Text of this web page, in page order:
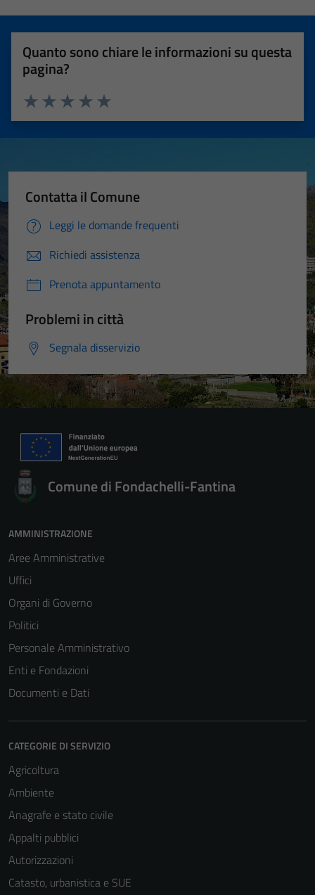
Quanto sono chiare le informazioni su questa
pagina?
Valuta 5 stelle su 5
Valuta 4 stelle su 5
Valuta 3 stelle su 5
Valuta 2 stelle su 5
Valuta 1 stelle su 5
Contatta il Comune
Leggi le domande frequenti
Richiedi assistenza
Prenota appuntamento
Problemi in città
Segnala disservizio
Comune di Fondachelli-Fantina
AMMINISTRAZIONE
Aree Amministrative
Uffici
Organi di Governo
Politici
Personale Amministrativo
Enti e Fondazioni
Documenti e Dati
CATEGORIE DI SERVIZIO
Agricoltura
Ambiente
Anagrafe e stato civile
Appalti pubblici
Autorizzazioni
Catasto, urbanistica e SUE